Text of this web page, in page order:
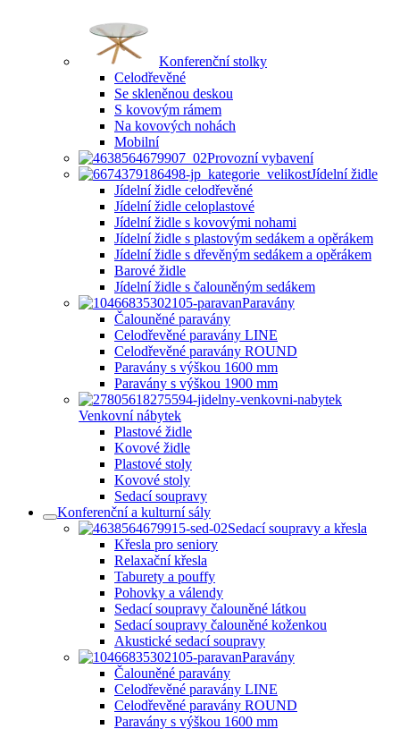
Konferenční stolky
Celodřevěné
Se skleněnou deskou
S kovovým rámem
Na kovových nohách
Mobilní
Provozní vybavení
Jídelní židle
Jídelní židle celodřevěné
Jídelní židle celoplastové
Jídelní židle s kovovými nohami
Jídelní židle s plastovým sedákem a opěrákem
Jídelní židle s dřevěným sedákem a opěrákem
Barové židle
Jídelní židle s čalouněným sedákem
Paravány
Čalouněné paravány
Celodřevěné paravány LINE
Celodřevěné paravány ROUND
Paravány s výškou 1600 mm
Paravány s výškou 1900 mm
Venkovní nábytek
Plastové židle
Kovové židle
Plastové stoly
Kovové stoly
Sedací soupravy
Konferenční a kulturní sály
Sedací soupravy a křesla
Křesla pro seniory
Relaxační křesla
Taburety a pouffy
Pohovky a válendy
Sedací soupravy čalouněné látkou
Sedací soupravy čalouněné koženkou
Akustické sedací soupravy
Paravány
Čalouněné paravány
Celodřevěné paravány LINE
Celodřevěné paravány ROUND
Paravány s výškou 1600 mm